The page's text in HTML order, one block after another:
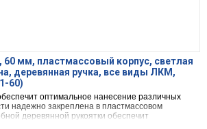
60 мм, пластмассовый корпус, светлая
деревянная ручка, все виды ЛКМ,
60)
оптимальное нанесение различных
надежно закреплена в пластмассовом
деревянной рукоятки обеспечит